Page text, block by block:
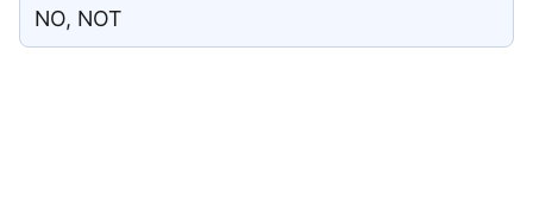
NO, NOT